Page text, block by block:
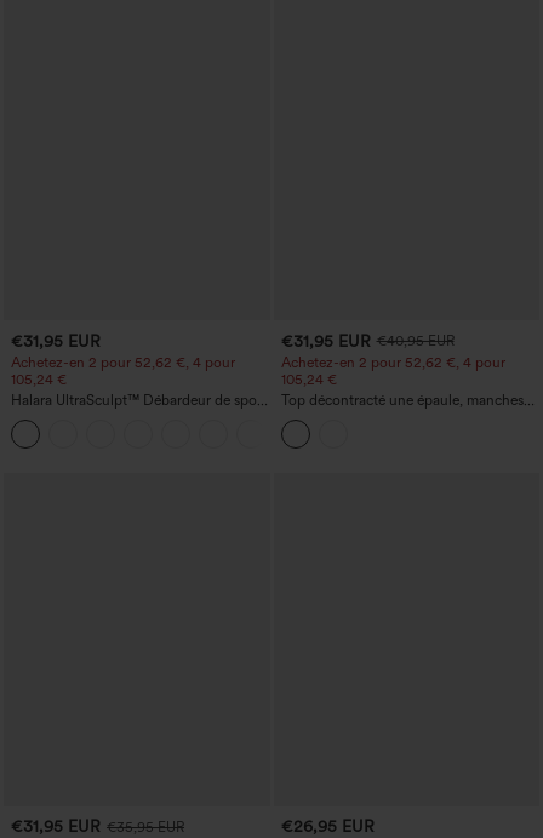
€31,95 EUR
Achetez-en 2 pour 52,62 €, 4 pour
105,24 €
Halara UltraSculpt™ Débardeur de sport
à col rond et ourlet arrondi
€31,95 EUR €40,95 EUR
Achetez-en 2 pour 52,62 €, 4 pour
105,24 €
Top décontracté une épaule, manches
courtes, ourlet arrondi hi-low,
soutien‑gorge intégré, motif à pois
€31,95 EUR €35,95 EUR
€26,95 EUR